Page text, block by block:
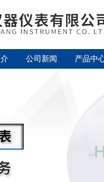
公司新闻 产品中